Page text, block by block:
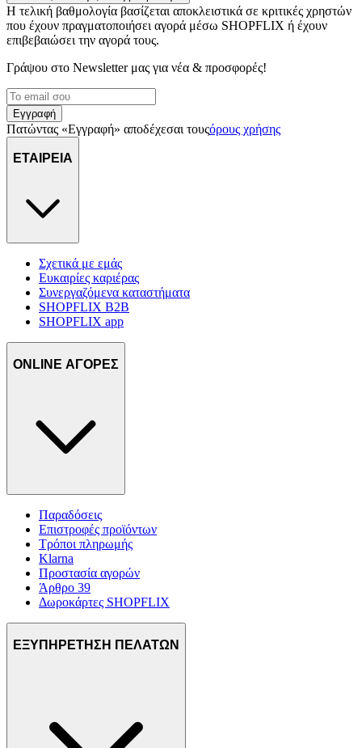
Η τελική βαθμολογία βασίζεται αποκλειστικά σε κριτικές χρηστών
που έχουν πραγματοποιήσει αγορά μέσω SHOPFLIX ή έχουν
επιβεβαιώσει την αγορά τους.
Γράψου στο Νewsletter μας για νέα & προσφορές!
Εγγραφή
Πατώντας «Εγγραφή» αποδέχεσαι τουςόρους χρήσης
ΕΤΑΙΡΕΙΑ
Σχετικά με εμάς
Ευκαιρίες καριέρας
Συνεργαζόμενα καταστήματα
SHOPFLIX B2B
SHOPFLIX app
ONLINE ΑΓΟΡΕΣ
Παραδόσεις
Επιστροφές προϊόντων
Τρόποι πληρωμής
Klarna
Προστασία αγορών
Άρθρο 39
Δωροκάρτες SHOPFLIX
ΕΞΥΠΗΡΕΤΗΣΗ ΠΕΛΑΤΩΝ